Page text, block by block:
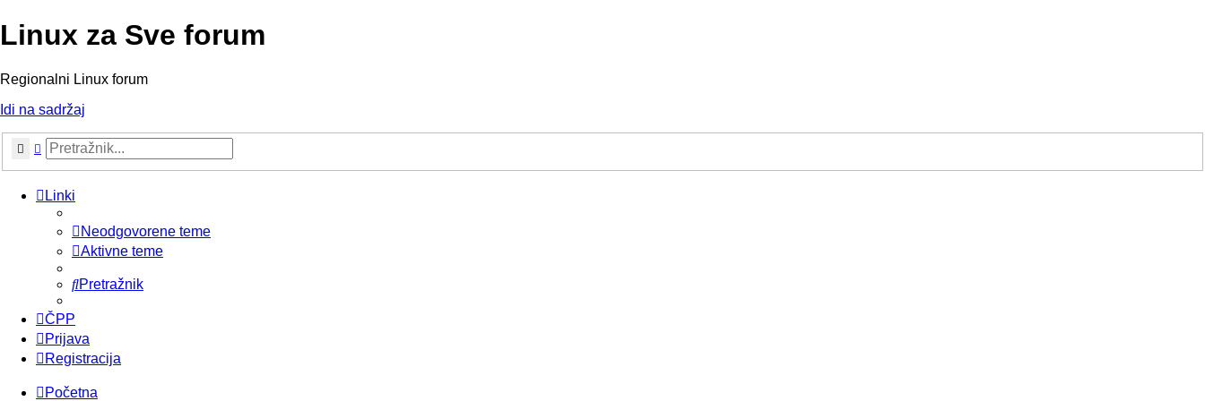
Linux za Sve forum
Regionalni Linux forum
Idi na sadržaj
Pretražnik
Napredno pretraživanje
Linki
Neodgovorene teme
Aktivne teme
Pretražnik
ČPP
Prijava
Registracija
Početna